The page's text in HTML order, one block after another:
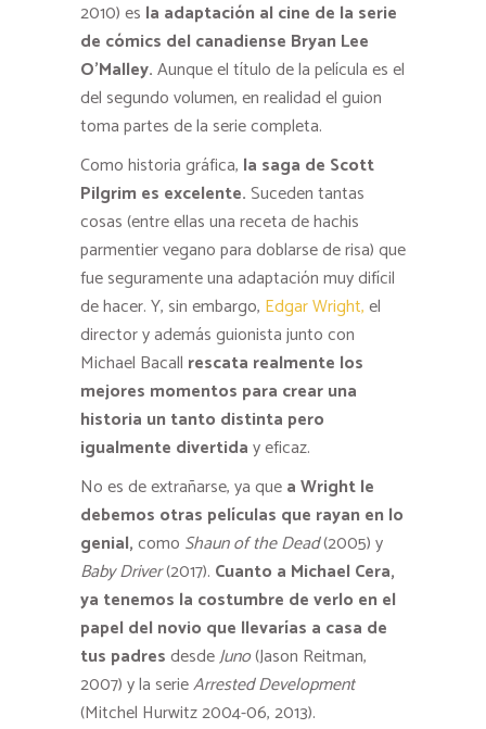
2010) es la adaptación al cine de la serie
de cómics del canadiense Bryan Lee
O’Malley.Aunque el título de la película es el
del segundo volumen, en realidad el guion
toma partes de la serie completa.
Como historia gráfica, la saga de Scott
Pilgrim es excelente.Suceden tantas
cosas (entre ellas una receta de hachis
parmentier vegano para doblarse de risa) que
fue seguramente una adaptación muy difícil
de hacer. Y, sin embargo, Edgar Wright,el
director y además guionista junto con
Michael Bacall rescata realmente los
mejores momentos para crear una
historia un tanto distinta pero
igualmente divertiday eficaz.
No es de extrañarse, ya quea Wright le
debemos otras películas que rayan en lo
genial,como Shaun of the Dead(2005) y
Baby Driver(2017). Cuanto a Michael Cera,
ya tenemos la costumbre de verlo en el
papel del novio que llevarías a casa de
tus padresdesdeJuno(Jason Reitman,
2007) y la serieArrested Development
(Mitchel Hurwitz 2004-06, 2013).